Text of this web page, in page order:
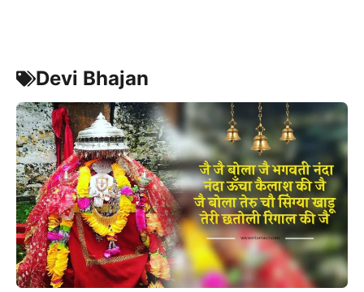
Devi Bhajan